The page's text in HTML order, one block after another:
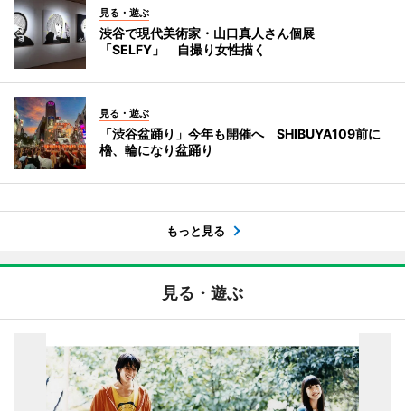
見る・遊ぶ
渋谷で現代美術家・山口真人さん個展
「SELFY」 自撮り女性描く
見る・遊ぶ
「渋谷盆踊り」今年も開催へ SHIBUYA109前に
櫓、輪になり盆踊り
もっと見る
見る・遊ぶ